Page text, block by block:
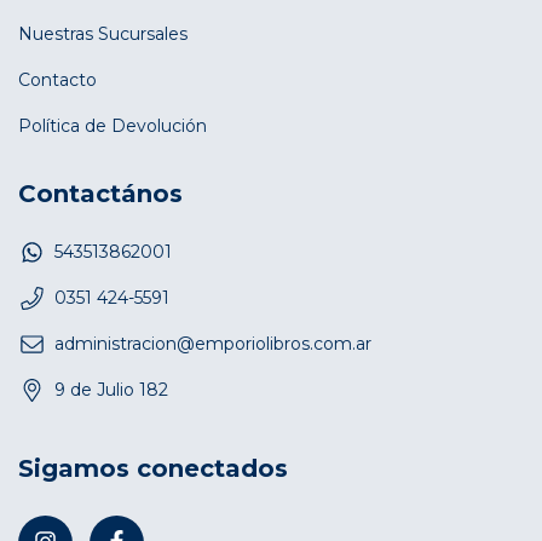
Nuestras Sucursales
Contacto
Política de Devolución
Contactános
543513862001
0351 424-5591
administracion@emporiolibros.com.ar
9 de Julio 182
Sigamos conectados